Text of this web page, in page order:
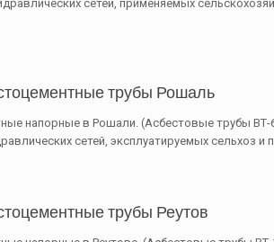
сетей, применяемых
трубы Рошаль
напорные в Рошали. (Асбестовые трубы
сетей, эксплуатируемых сельхоз
трубы Реутов